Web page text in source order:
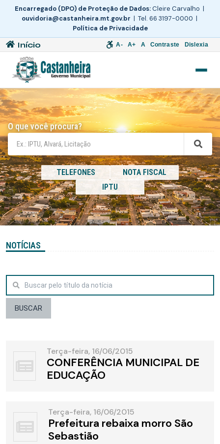
Encarregado (DPO) de Proteção de Dados:Cleire Carvalho |
ouvidoria@castanheira.mt.gov.br | Tel. 66 3197-0000 |
Política de Privacidade
Início A- A+ A Contraste Dislexia
O que você procura?
TELEFONES
NOTA FISCAL
IPTU
NOTÍCIAS
BUSCAR
Terça-feira, 16/06/2015
CONFERÊNCIA MUNICIPAL DE
EDUCAÇÃO
Terça-feira, 16/06/2015
Prefeitura rebaixa morro São
Sebastião